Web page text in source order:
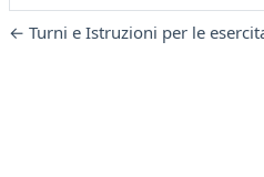
← Turni e Istruzioni per le